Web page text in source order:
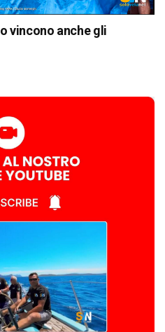
vincono anche gli